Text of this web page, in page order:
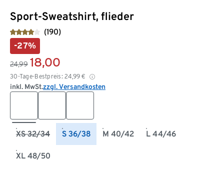
Sport-Sweatshirt, flieder
(190)
-27%
24,99 18,00
30-Tage-Bestpreis: 24,99 €
inkl. MwSt.zzgl. Versandkosten
XS 32/34 S 36/38 M 40/42 L 44/46
XL 48/50